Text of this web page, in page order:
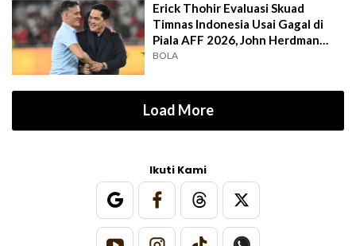
Erick Thohir Evaluasi Skuad
Timnas Indonesia Usai Gagal di
Piala AFF 2026, John Herdman
Out?
BOLA
Load More
Ikuti Kami